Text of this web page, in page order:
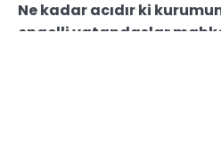
Ne kadar acıdır ki
engelli vatandaşlar